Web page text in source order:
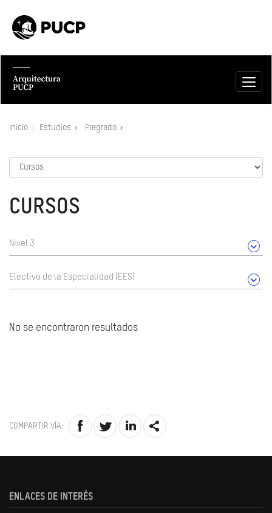
Inicio Estudios Pregrado
CURSOS
Nivel 3
Electivo de la Especialidad (EES)
No se encontraron resultados
COMPARTIR VÍA:
ENLACES DE INTERÉS